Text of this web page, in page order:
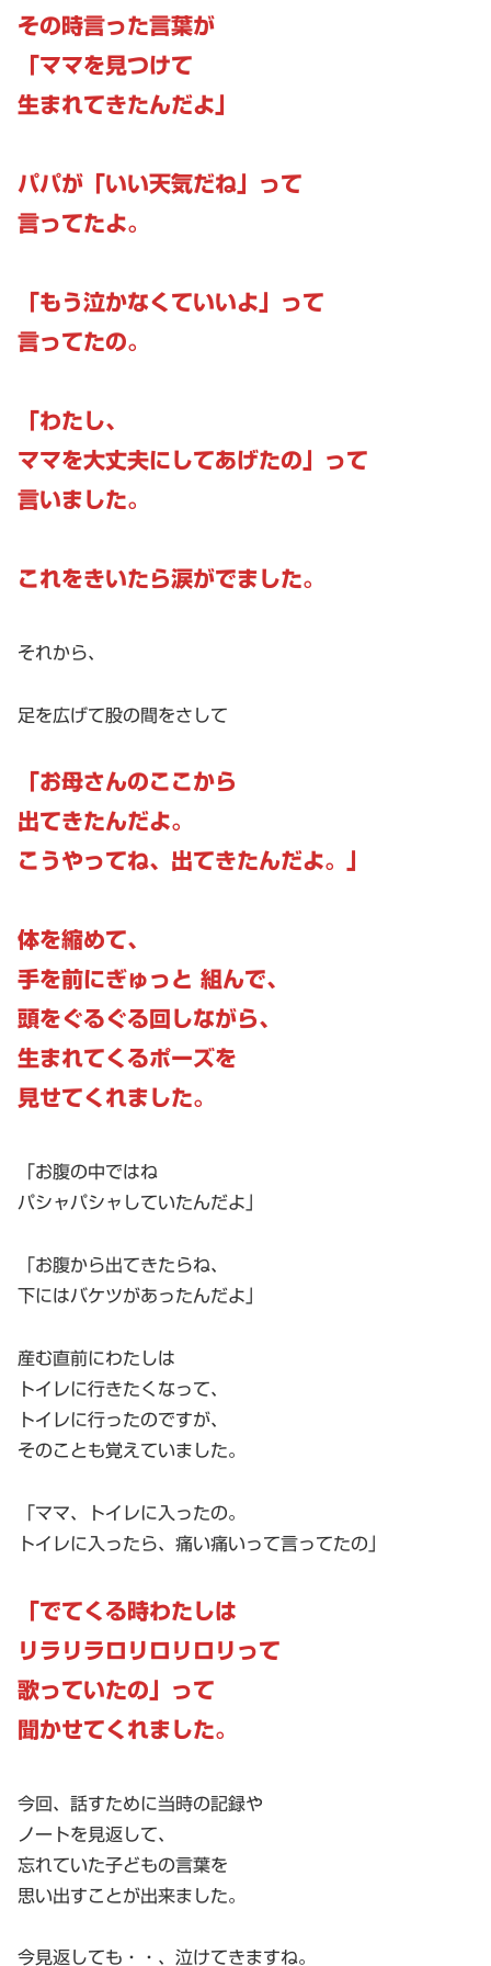
その時言った言葉が
「ママを見つけて
生まれてきたんだよ」
パパが「いい天気だね」って
言ってたよ。
「もう泣かなくていいよ」って
言ってたの。
「わたし、
ママを大丈夫にしてあげたの」って
言いました。
これをきいたら涙がでました。
それから、
足を広げて股の間をさして
「お母さんのここから
出てきたんだよ。
こうやってね、出てきたんだよ。」
体を縮めて、
手を前にぎゅっと 組んで、
頭をぐるぐる回しながら、
生まれてくるポーズを
見せてくれました。
「お腹の中ではね
パシャパシャしていたんだよ」
「お腹から出てきたらね、
下にはバケツがあったんだよ」
産む直前にわたしは
トイレに行きたくなって、
トイレに行ったのですが、
そのことも覚えていました。
「ママ、トイレに入ったの。
トイレに入ったら、痛い痛いって言ってたの」
「でてくる時わたしは
リラリラロリロリロリって
歌っていたの」って
聞かせてくれました。
今回、話すために当時の記録や
ノートを見返して、
忘れていた子どもの言葉を
思い出すことが出来ました。
今見返しても・・、泣けてきますね。